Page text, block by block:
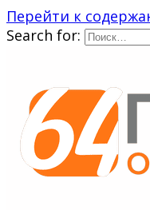
Перейти к
Search for: